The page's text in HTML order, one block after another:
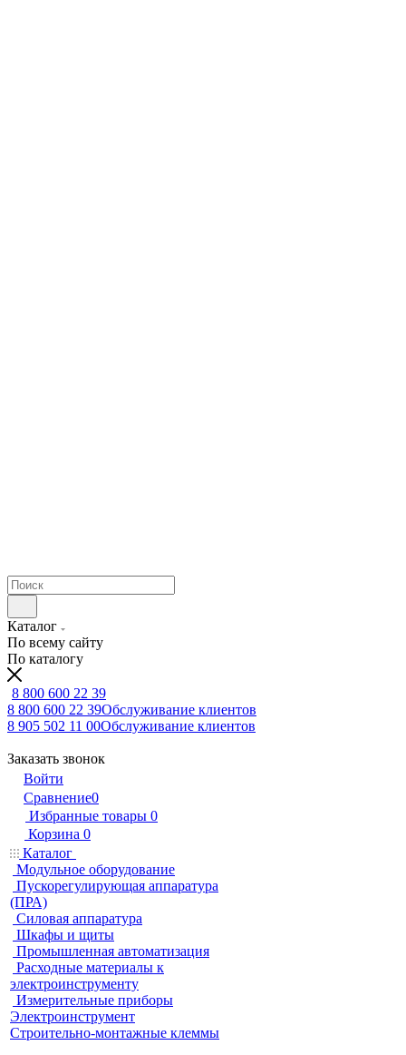
Каталог
По всему сайту
По каталогу
8 800 600 22 39
8 800 600 22 39Обслуживание клиентов
8 905 502 11 00Обслуживание клиентов
Заказать звонок
Войти
Сравнение0
Избранные товары 0
Корзина 0
Каталог
Модульное оборудование
Пускорегулирующая аппаратура
(ПРА)
Силовая аппаратура
Шкафы и щиты
Промышленная автоматизация
Расходные материалы к
электроинструменту
Измерительные приборы
Электроинструмент
Строительно-монтажные клеммы